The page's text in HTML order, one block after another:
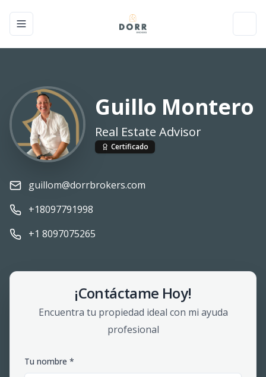
Toggle navigation menu
Guillo Montero
Real Estate Advisor
Certificado
guillom@dorrbrokers.com
+18097791998
+1 8097075265
¡Contáctame Hoy!
Encuentra tu propiedad ideal con mi ayuda
profesional
Tu nombre *